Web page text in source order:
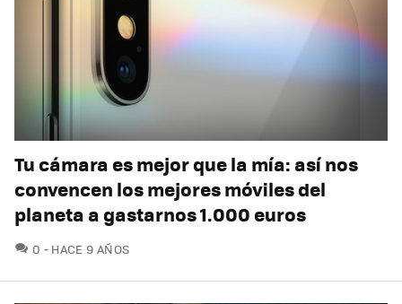
Tu cámara es mejor que la mía: así nos
convencen los mejores móviles del
planeta a gastarnos 1.000 euros
0 COMENTARIOS
HACE 9 AÑOS